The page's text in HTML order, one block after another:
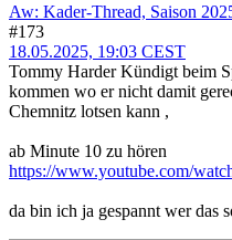
Aw: Kader-Thread, Saison
#173
18.05.2025, 19:03 CEST
Tommy Harder Kündigt beim
kommen wo er nicht damit
Chemnitz lotsen kann ,
ab Minute 10 zu hören
https://www.youtube.com/
da bin ich ja gespannt wer das